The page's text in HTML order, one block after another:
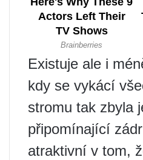
Existuje ale i
kdy se vykácí
stromu tak zbyla
připomínající
atraktivní v tom,